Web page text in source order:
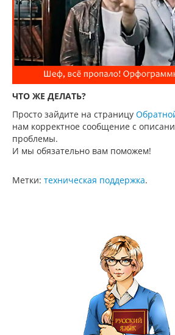
ЧТО ЖЕ ДЕЛАТЬ?
Просто зайдите на страницу
нам корректное сообщение с
проблемы.
И мы обязательно вам поможем!
Метки: техническая поддержка.